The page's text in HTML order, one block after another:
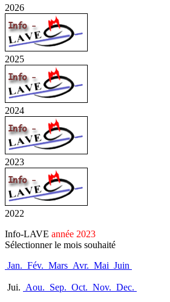
2026
2025
2024
2023
2022
Info-LAVE année 2023
Sélectionner le mois souhaité
Jan. Fév. Mars Avr. Mai Juin
Jui. Aou. Sep. Oct. Nov. Dec.